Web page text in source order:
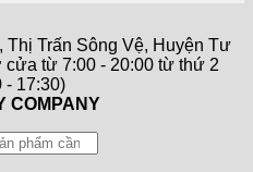
Trấn Sông Vệ, Huyện Tư
cửa từ 7:00 - 20:00 từ thứ 2
- 17:30)
COMPANY